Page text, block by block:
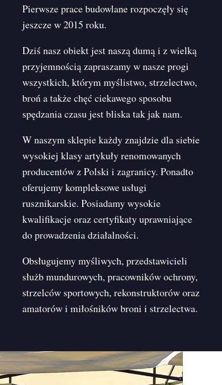
Pierwsze prace budowlane rozpoczęły się
jeszcze w 2015 roku.
Dziś nasz obiekt jest naszą dumą i z wielką
przyjemnością zapraszamy w nasze progi
wszystkich, którym myślistwo, strzelectwo,
broń a także chęć ciekawego sposobu
spędzania czasu jest bliska tak jak nam.
W naszym sklepie każdy znajdzie dla siebie
wysokiej klasy artykuły renomowanych
producentów z Polski i zagranicy. Ponadto
oferujemy kompleksowe usługi
rusznikarskie. Posiadamy wysokie
kwalifikacje oraz certyfikaty uprawniające
do prowadzenia działalności.
Obsługujemy myśliwych, przedstawicieli
służb mundurowych, pracowników ochrony,
strzelców sportowych, rekonstruktorów oraz
amatorów i miłośników broni i strzelectwa.